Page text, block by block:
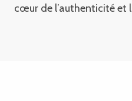
cœur de l’authenticité et